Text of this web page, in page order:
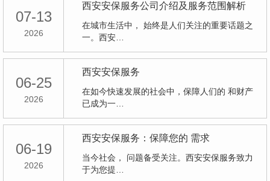
07-13
2026
西安安保服务公司介绍及服务范围解析
在城市生活中， 始终是人们关注的重要话题之
一。西安…
06-25
2026
西安安保服务
在如今快速发展的社会中，保障人们的 和财产
已成为一…
06-19
2026
西安安保服务：保障您的 需求
当今社会， 问题备受关注。西安安保服务致力
于为您提…